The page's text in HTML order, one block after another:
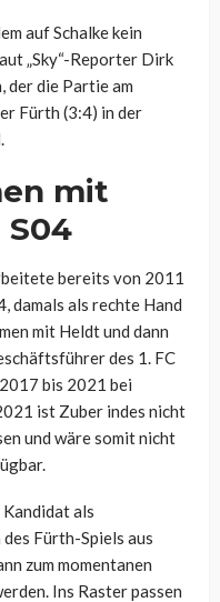
auf Schalke kein
„Sky“-Reporter Dirk
der die Partie am
Fürth (3:4) in der
mit
bereits von 2011
damals als rechte Hand
mit Heldt und dann
des 1. FC
bis 2021 bei
ist Zuber indes nicht
und wäre somit nicht
als
Fürth-Spiels aus
zum momentanen
Ins Raster passen